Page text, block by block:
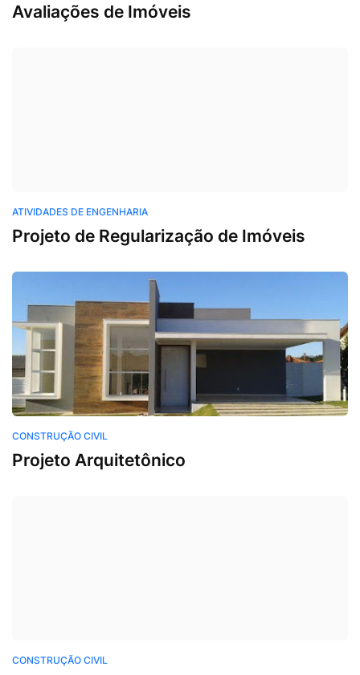
Avaliações de Imóveis
ATIVIDADES DE ENGENHARIA
Projeto de Regularização de Imóveis
CONSTRUÇÃO CIVIL
Projeto Arquitetônico
CONSTRUÇÃO CIVIL